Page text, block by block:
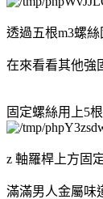
透過五根m3螺
在來看看其他強
固定螺絲用上5
z 軸羅桿上方固
滿滿男人金屬味